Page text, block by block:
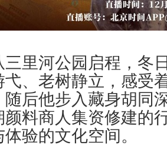
三里河公园启程 ， 冬
弋、老树静立，感受
随后他步入藏身胡同
颜料商人集资修建的
验的文化空间。